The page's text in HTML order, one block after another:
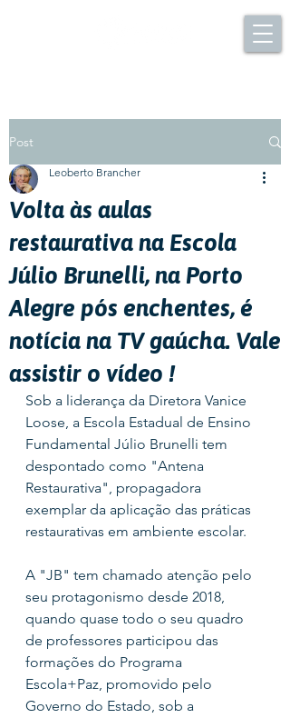
Post
Volta às aulas
restaurativa na Escola
Júlio Brunelli, na Porto
Alegre pós enchentes, é
notícia na TV gaúcha. Vale
assistir o vídeo !
Leoberto Brancher
Sob a liderança da Diretora Vanice
Loose, a Escola Estadual de Ensino
Fundamental Júlio Brunelli tem
despontado como "Antena
Restaurativa", propagadora
exemplar da aplicação das práticas
restaurativas em ambiente escolar.
A "JB" tem chamado atenção pelo
seu protagonismo desde 2018,
quando quase todo o seu quadro
de professores participou das
formações do Programa
Escola+Paz, promovido pelo
Governo do Estado, sob a